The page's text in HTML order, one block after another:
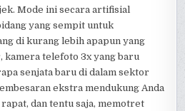
Mode ini secara artifisial
yang sempit untuk
di kurang lebih apapun yang
kamera telefoto 3x yang baru
senjata baru di dalam sektor
ekstra mendukung Anda
dan tentu saja, memotret